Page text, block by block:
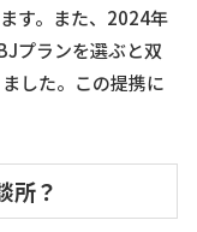
す。また、2024年
プランを選ぶと双
した。この提携に
所？